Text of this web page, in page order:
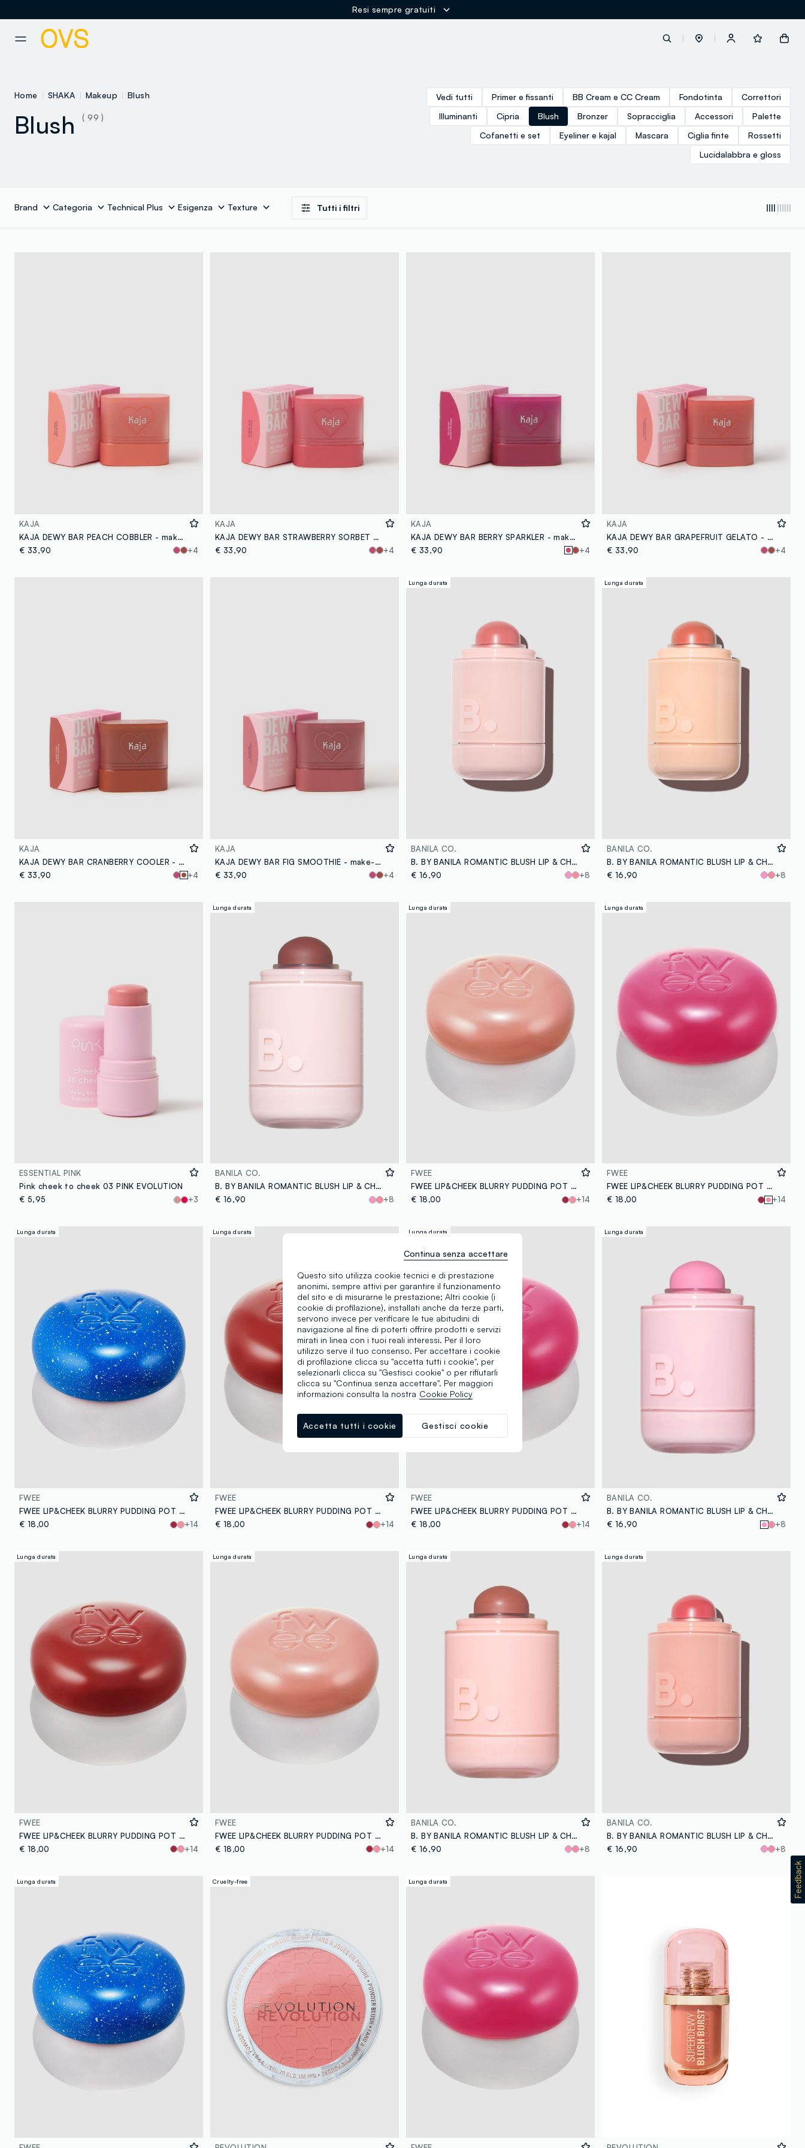
Resi sempre gratuiti
label.account.login
button.loginandregister
button.order.tracking
Home SHAKA Makeup Blush
Blush ( 99 )
Vedi tutti Primer e fissanti BB Cream e CC Cream Fondotinta
Correttori
Illuminanti
Cipria Blush Bronzer Sopracciglia Accessori
Palette
Cofanetti e set
Eyeliner e kajal Mascara Ciglia finte
Rossetti
Lucidalabbra e gloss
Brand Categoria Technical Plus Esigenza Texture Tutti i filtri
KAJA
KAJA DEWY BAR PEACH COBBLER - make-up coreano
€ 33,90
+4
KAJA
KAJA DEWY BAR STRAWBERRY SORBET - make-up coreano
€ 33,90
+4
KAJA
KAJA DEWY BAR BERRY SPARKLER - make-up coreano
€ 33,90
+4
KAJA
KAJA DEWY BAR GRAPEFRUIT GELATO - make-up coreano
€ 33,90
+4
KAJA
KAJA DEWY BAR CRANBERRY COOLER - make-up coreano
€ 33,90
+4
KAJA
KAJA DEWY BAR FIG SMOOTHIE - make-up coreano
€ 33,90
+4
Lunga durata
BANILA CO.
B. BY BANILA ROMANTIC BLUSH LIP & CHEEK - 07 GLIMMER - make-up coreano
€ 16,90
+8
Lunga durata
BANILA CO.
B. BY BANILA ROMANTIC BLUSH LIP & CHEEK - 17 BABY BEAN - make-up coreano
€ 16,90
+8
ESSENTIAL PINK
Pink cheek to cheek 03 PINK EVOLUTION
€ 5,95
+3
Lunga durata
BANILA CO.
B. BY BANILA ROMANTIC BLUSH LIP & CHEEK - 10 TOFFEE CHOCOLATE - make-up coreano
€ 16,90
+8
Lunga durata
FWEE
FWEE LIP&CHEEK BLURRY PUDDING POT - LIKE 5G - make-up coreano
€ 18,00
+14
Lunga durata
FWEE
FWEE LIP&CHEEK BLURRY PUDDING POT - BABY 5G - make-up coreano
€ 18,00
+14
Lunga durata
FWEE
FWEE LIP&CHEEK BLURRY PUDDING POT - BS02 INTO 5G - make-up coreano
€ 18,00
+14
Lunga durata
FWEE
FWEE LIP&CHEEK BLURRY PUDDING POT - FADED 5G - make-up coreano
€ 18,00
+14
Lunga durata
FWEE
FWEE LIP&CHEEK BLURRY PUDDING POT - CHERRY 5G - make-up coreano
€ 18,00
+14
Lunga durata
BANILA CO.
B. BY BANILA ROMANTIC BLUSH LIP & CHEEK - 01 DEAR BUNNY - make-up coreano
€ 16,90
+8
Lunga durata
FWEE
FWEE LIP&CHEEK BLURRY PUDDING POT - FEEL´N 5G - make-up coreano
€ 18,00
+14
Lunga durata
FWEE
FWEE LIP&CHEEK BLURRY PUDDING POT - OH! 5G - make-up coreano
€ 18,00
+14
Lunga durata
BANILA CO.
B. BY BANILA ROMANTIC BLUSH LIP & CHEEK - 15 NUTTY - make-up coreano
€ 16,90
+8
Lunga durata
BANILA CO.
B. BY BANILA ROMANTIC BLUSH LIP & CHEEK - 13 CREAM CORAL - make-up coreano
€ 16,90
+8
Lunga durata Cruelty-free Lunga durata
Questo sito utilizza cookie tecnici e di prestazione
anonimi, sempre attivi per garantire il funzionamento
del sito e di misurarne le prestazione; Altri cookie (i
cookie di profilazione), installati anche da terze parti,
servono invece per verificare le tue abitudini di
navigazione al fine di poterti offrire prodotti e servizi
mirati in linea con i tuoi reali interessi. Per il loro
utilizzo serve il tuo consenso. Per accettare i cookie
di profilazione clicca su "accetta tutti i cookie", per
selezionarli clicca su "Gestisci cookie" o per rifiutarli
clicca su "Continua senza accettare". Per maggiori
informazioni consulta la nostra Cookie Policy
Gestisci cookie
Accetta tutti i cookie
Continua senza accettare